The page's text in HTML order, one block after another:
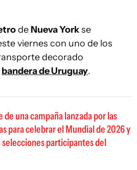
de Nueva Yorkse
viernes con uno de los
decorado
bandera de Uruguay.
una campaña lanzada por las
para celebrar el Mundial de 2026 y
participantes del